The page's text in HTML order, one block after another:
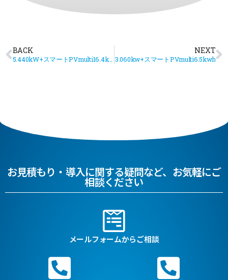
BACK
5.440kW+スマートPVmulti16.4kwh
NEXT
3.060kw+スマートPVmulti6.5kwh
お見積もり・導入に関する疑問など、お気軽にご
相談ください
メールフォームからご相談